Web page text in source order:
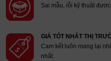
Sai mẫu, lỗi kỹ thuật
GIÁ TỐT NHẤT THỊ
Cam kết luôn mang lại
nhất.